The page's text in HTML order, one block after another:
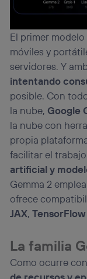
El primer
móviles y
servidores. Y
intentando
posible. Con
la nube, Google
la nube con
propia
facilitar el
artificial y
Gemma 2
ofrece
JAX,TensorFlow
La familia
Como ocurre